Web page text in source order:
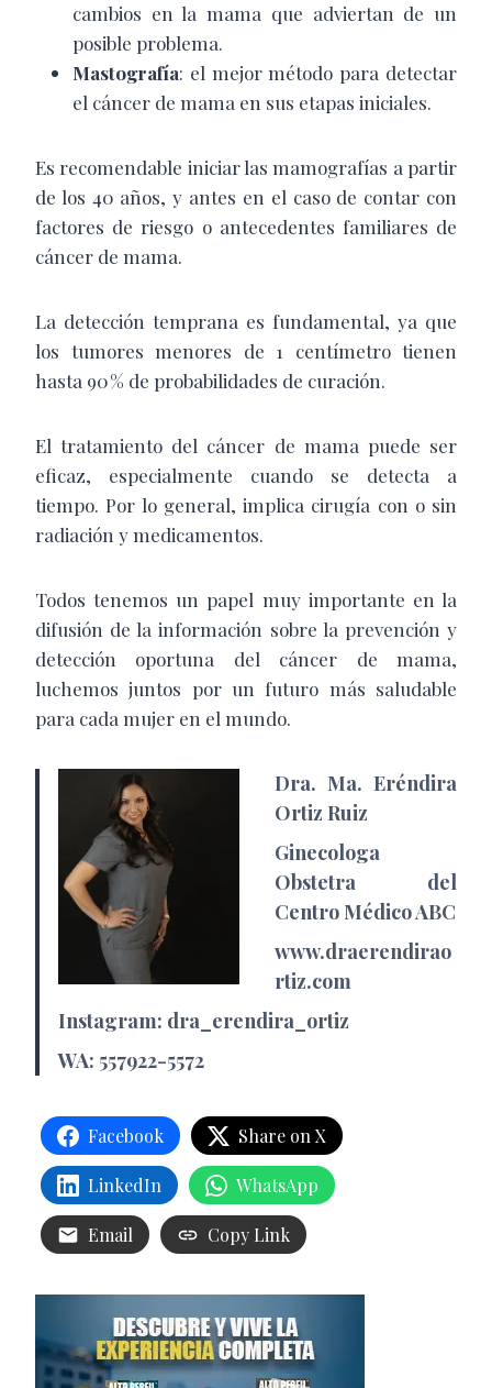
cambios en la mama que adviertan de un
posible problema.
Mastografía: el mejor método para detectar
el cáncer de mama en sus etapas iniciales.
Es recomendable iniciar las mamografías a partir
de los 40 años, y antes en el caso de contar con
factores de riesgo o antecedentes familiares de
cáncer de mama.
La detección temprana es fundamental, ya que
los tumores menores de 1 centímetro tienen
hasta 90 % de probabilidades de curación.
El tratamiento del cáncer de mama puede ser
eficaz, especialmente cuando se detecta a
tiempo. Por lo general, implica cirugía con o sin
radiación y medicamentos.
Todos tenemos un papel muy importante en la
difusión de la información sobre la prevención y
detección oportuna del cáncer de mama,
luchemos juntos por un futuro más saludable
para cada mujer en el mundo.
Dra. Ma. Eréndira
Ortiz Ruiz
Ginecologa
Obstetra del
Centro Médico ABC
www.draerendirao
rtiz.com
Instagram: dra_erendira_ortiz
WA: 557922-5572
Facebook Share on X
LinkedIn WhatsApp
Email Copy Link